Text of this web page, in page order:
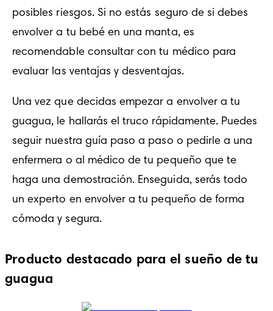
posibles riesgos. Si no estás seguro de si debes
envolver a tu bebé en una manta, es
recomendable consultar con tu médico para
evaluar las ventajas y desventajas.
Una vez que decidas empezar a envolver a tu
guagua, le hallarás el truco rápidamente. Puedes
seguir nuestra guía paso a paso o pedirle a una
enfermera o al médico de tu pequeño que te
haga una demostración. Enseguida, serás todo
un experto en envolver a tu pequeño de forma
cómoda y segura.
Producto destacado para el sueño de tu
guagua